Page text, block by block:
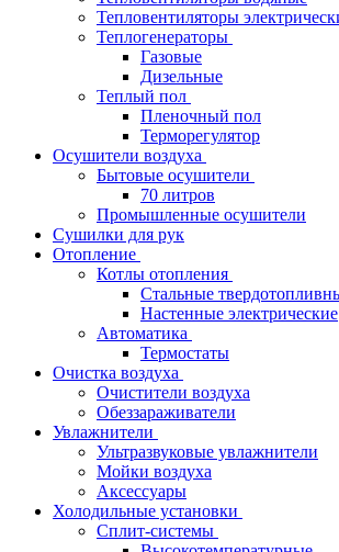
Тепловентиляторы
Теплогенераторы
Газовые
Дизельные
Теплый пол
Пленочный пол
Терморегулятор
Осушители воздуха
Бытовые осушители
70 литров
Промышленные осушители
Сушилки для рук
Отопление
Котлы отопления
Стальные
Настенные электрические
Автоматика
Термостаты
Очистка воздуха
Очистители воздуха
Обеззараживатели
Увлажнители
Ультразвуковые увлажнители
Мойки воздуха
Аксессуары
Холодильные установки
Сплит-системы